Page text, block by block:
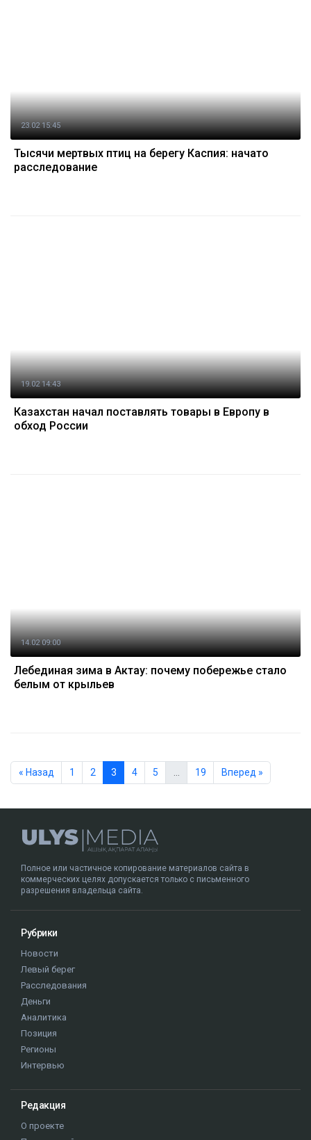
23.02 15:45
Тысячи мертвых птиц на берегу Каспия: начато
расследование
19.02 14:43
Казахстан начал поставлять товары в Европу в
обход России
14.02 09:00
Лебединая зима в Актау: почему побережье стало
белым от крыльев
« Назад 1 2 3 4 5 … 19 Вперед »
Полное или частичное копирование материалов сайта в
коммерческих целях допускается только с письменного
разрешения владельца сайта.
Рубрики
Новости
Левый берег
Расследования
Деньги
Аналитика
Позиция
Регионы
Интервью
Редакция
О проекте